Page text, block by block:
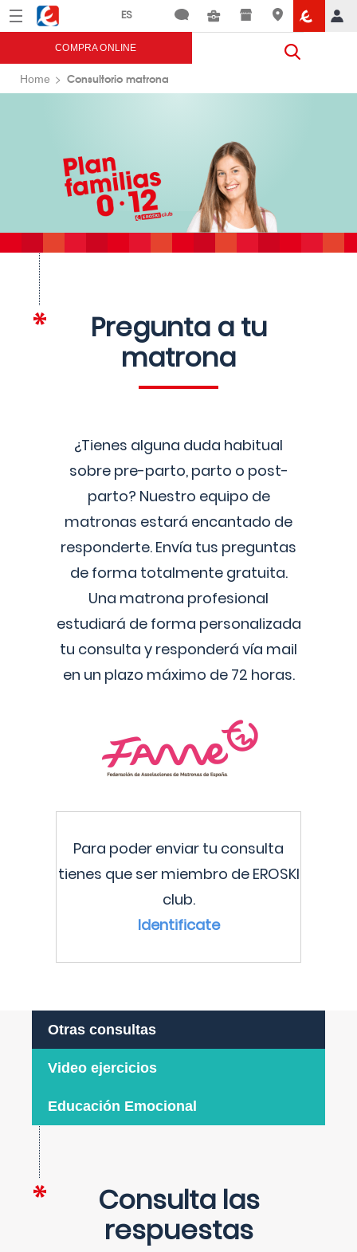
Menú Eroski
COMPRA ONLINE
Home Consultorio matrona
Pregunta a tu
matrona
¿Tienes alguna duda habitual
sobre pre-parto, parto o post-
parto? Nuestro equipo de
matronas estará encantado de
responderte. Envía tus preguntas
de forma totalmente gratuita.
Una matrona profesional
estudiará de forma personalizada
tu consulta y responderá vía mail
en un plazo máximo de 72 horas.
Para poder enviar tu consulta
tienes que ser miembro de EROSKI
club.
Identificate
Otras consultas
Video ejercicios
Educación Emocional
Consulta las
respuestas